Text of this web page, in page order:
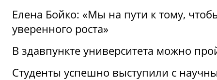
Елена Бойко: «Мы на пути к тому,
уверенного роста»
В здавпункте университета можно
Студенты успешно выступили с